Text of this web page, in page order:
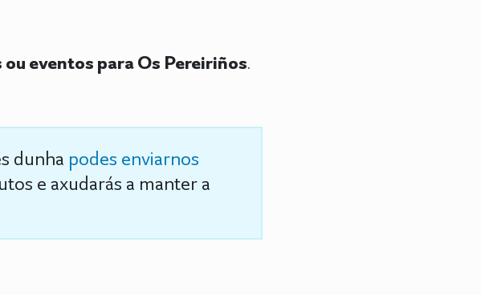
eventos para Os Pereiriños.
dunha podes enviarnos
e axudarás a manter a